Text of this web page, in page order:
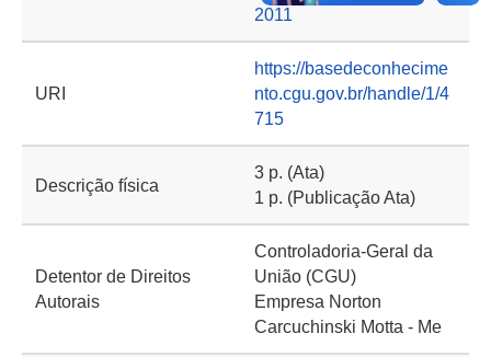
2011
URI
https://basedeconhecime
nto.cgu.gov.br/handle/1/4
715
Descrição física
3 p. (Ata)
1 p. (Publicação Ata)
Detentor de Direitos
Autorais
Controladoria-Geral da
União (CGU)
Empresa Norton
Carcuchinski Motta - Me